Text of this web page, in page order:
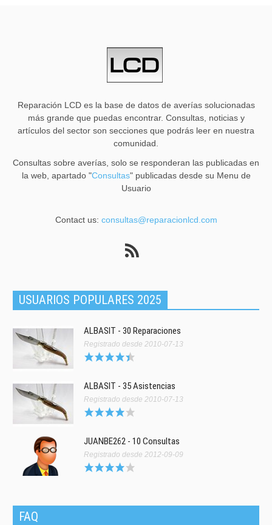
Reparación LCD es la base de datos de averías solucionadas
más grande que puedas encontrar. Consultas, noticias y
artículos del sector son secciones que podrás leer en nuestra
comunidad.
Consultas sobre averías, solo se responderan las publicadas en
la web, apartado "Consultas" publicadas desde su Menu de
Usuario
Contact us: consultas@reparacionlcd.com
USUARIOS POPULARES 2025
ALBASIT - 30 Reparaciones
Registrado desde 2010-07-13
ALBASIT - 35 Asistencias
Registrado desde 2010-07-13
JUANBE262 - 10 Consultas
Registrado desde 2012-09-09
FAQ